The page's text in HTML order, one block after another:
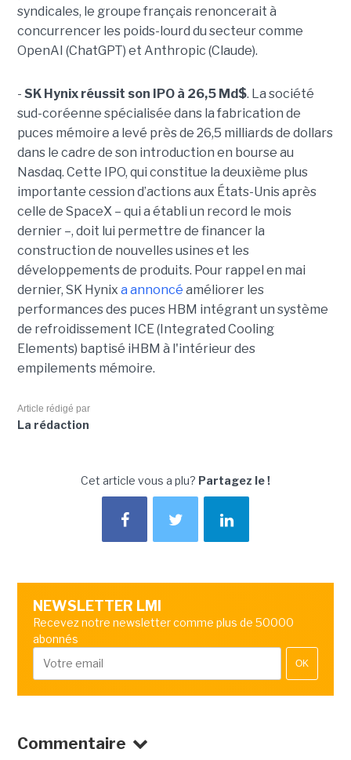
syndicales, le groupe français renoncerait à
concurrencer les poids-lourd du secteur comme
OpenAI (ChatGPT) et Anthropic (Claude).
- SK Hynix réussit son IPO à 26,5 Md$. La société
sud-coréenne spécialisée dans la fabrication de
puces mémoire a levé près de 26,5 milliards de dollars
dans le cadre de son introduction en bourse au
Nasdaq. Cette IPO, qui constitue la deuxième plus
importante cession d’actions aux États-Unis après
celle de SpaceX – qui a établi un record le mois
dernier –, doit lui permettre de financer la
construction de nouvelles usines et les
développements de produits. Pour rappel en mai
dernier, SK Hynix a annoncé améliorer les
performances des puces HBM intégrant un système
de refroidissement ICE (Integrated Cooling
Elements) baptisé iHBM à l'intérieur des
empilements mémoire.
Article rédigé par
La rédaction
Cet article vous a plu? Partagez le !
NEWSLETTER LMI
Recevez notre newsletter comme plus de 50000
abonnés
OK
Commentaire